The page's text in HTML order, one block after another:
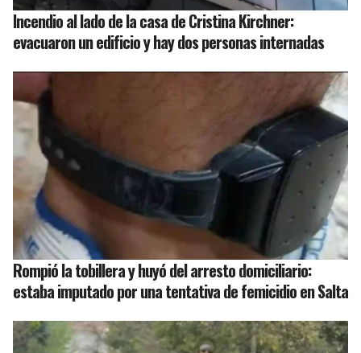
Incendio al lado de la casa de Cristina Kirchner:
evacuaron un edificio y hay dos personas internadas
Rompió la tobillera y huyó del arresto domiciliario:
estaba imputado por una tentativa de femicidio en Salta